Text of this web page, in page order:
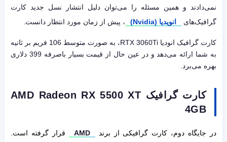
نمی‌دادند و همین مسئله را می‌توان دلیل انتشار نسل جدید کارت
گرافیک‌های
انویدیا (Nvidia) ، پیش از زمان مورد انتظار دانست.
کارت گرافیک انودیا RTX 3060Ti، به صورت متوسط 106 فریم بر ثانیه
به شما ارائه می‌دهد و در عین حال از قیمت بسیار باصرفه 399 دلاری
بهره می‌برد.
کارت گرافیک AMD Radeon RX 5500 XT
4GB
در جایگاه دوم، کارت گرافیکی از برند AMD
قرار گرفته است.